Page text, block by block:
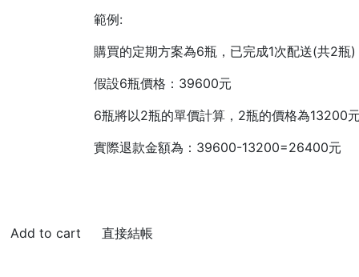
範例:
購買的定期方案為6瓶，已完成1次配送(共2
假設6瓶價格：39600元
6瓶將以2瓶的單價計算，2瓶的價格為13200
實際退款金額為：39600-13200=26400元
直接結帳